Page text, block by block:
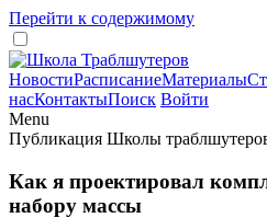
Перейти к содержимому
НовостиРасписаниеМатериалы
насКонтактыПоиск Войти
Menu
Публикация Школы
Как я проектировал
набору массы